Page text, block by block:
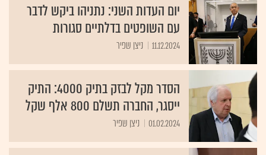
יום העדות השני: נתניהו ביקש לדבר
עם השופטים בדלתיים סגורות
11.12.2024 ניצן שפיר
הסדר מקל לבזק בתיק 4000: התיק
ייסגר, החברה תשלם 800 אלף שקל
01.02.2024 ניצן שפיר